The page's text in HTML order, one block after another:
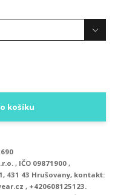
košíku
, IČO 09871900 ,
431 43 Hrušovany, kontakt:
, +420608125123.